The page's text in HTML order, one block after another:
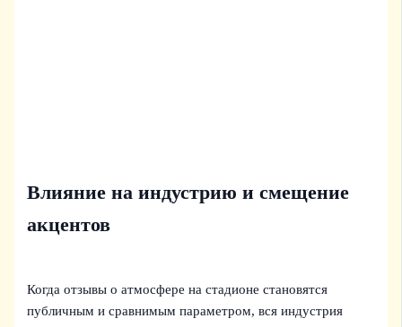
Влияние на индустрию и смещение
акцентов
Когда отзывы о атмосфере на стадионе становятся
публичным и сравнимым параметром, вся индустрия